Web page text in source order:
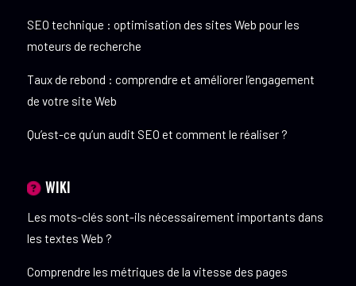
SEO technique : optimisation des sites Web pour les
moteurs de recherche
Taux de rebond : comprendre et améliorer l’engagement
de votre site Web
Qu’est-ce qu’un audit SEO et comment le réaliser ?
WIKI
Les mots-clés sont-ils nécessairement importants dans
les textes Web ?
Comprendre les métriques de la vitesse des pages